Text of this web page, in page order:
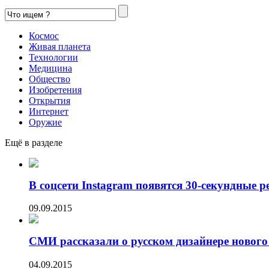
Космос
Живая планета
Технологии
Медицина
Общество
Изобретения
Открытия
Интернет
Оружие
Ещё в разделе
В соцсети Instagram появятся 30-секундные
09.09.2015
СМИ рассказали о русском дизайнере
04.09.2015